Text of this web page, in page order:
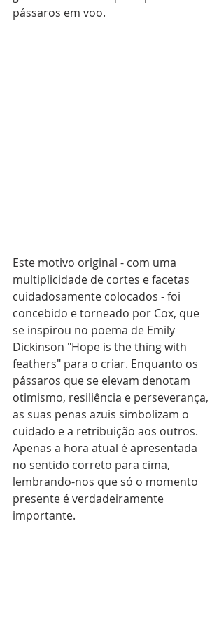
pássaros em voo.
Este motivo original - com uma
multiplicidade de cortes e facetas
cuidadosamente colocados - foi
concebido e torneado por Cox, que
se inspirou no poema de Emily
Dickinson "Hope is the thing with
feathers" para o criar. Enquanto os
pássaros que se elevam denotam
otimismo, resiliência e perseverança,
as suas penas azuis simbolizam o
cuidado e a retribuição aos outros.
Apenas a hora atual é apresentada
no sentido correto para cima,
lembrando-nos que só o momento
presente é verdadeiramente
importante.